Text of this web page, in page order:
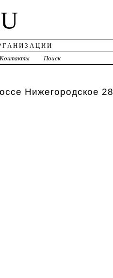
Контакты Поиск
Нижегородское 28